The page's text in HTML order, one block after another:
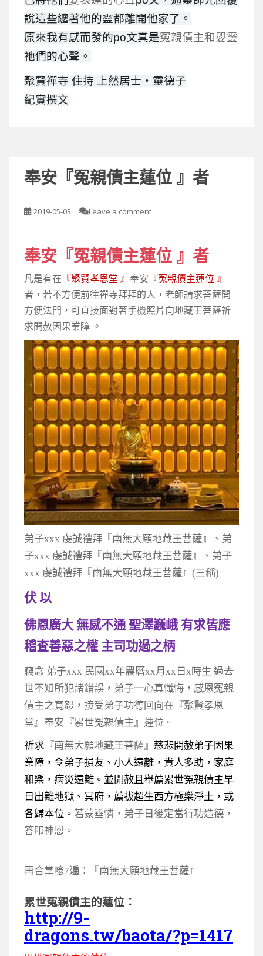
說這些纏著他的靈都離開他家了。
原來我有感而發的po文真是冤親債主和嬰靈
祂們的心聲。
聚賢禪寺 住持
上然居士‧靈德子
紀實撰文
奉安『冤親債主蓮位 』者
2019-05-03 Leave a comment
奉安『冤親債主蓮位 』者
凡是有在 『聚賢孝恩堂 』 奉安 『冤親債主蓮位 』
者，若不方便前往禪寺拜拜的人，老師請求菩薩開
方便法門，可直接面對著手機照片向地藏王菩薩祈
求開赦因果業障 。
弟子xxx 虔誠禮拜『南無大願地藏王菩薩』、弟
子xxx 虔誠禮拜『南無大願地藏王菩薩』、弟子
xxx 虔誠禮拜『南無大願地藏王菩薩』(三稱)
伏 以
佛恩廣大 無感不通 聖澤巍峨 有求皆應
稽查善惡之權 主司功過之柄
竊念 弟子xxx 民國xx年農曆xx月xx日x時生 過去
世不知所犯諸錯誤，弟子一心真懺悔，感恩冤親
債主之寬恕，接受弟子功德回向在『聚賢孝恩
堂』奉安『累世冤親債主』蓮位。
祈求 『南無大願地藏王菩薩』 慈悲開赦弟子因果
業障，令弟子損友、小人遠離，貴人多助，家庭
和樂，病災遠離。並開赦且舉薦累世冤親債主早
日出離地獄、冥府，薦拔超生西方極樂淨土，或
各歸本位。 若蒙垂憐，弟子日後定當行功造德，
答叩神恩。
再合掌唸7遍：『南無大願地藏王菩薩』
累世冤親債主的蓮位：
http://9-
dragons.tw/baota/?p=1417